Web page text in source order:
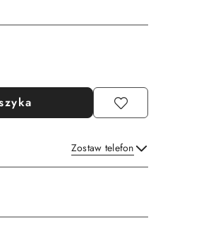
Zostaw telefon
Wyślij